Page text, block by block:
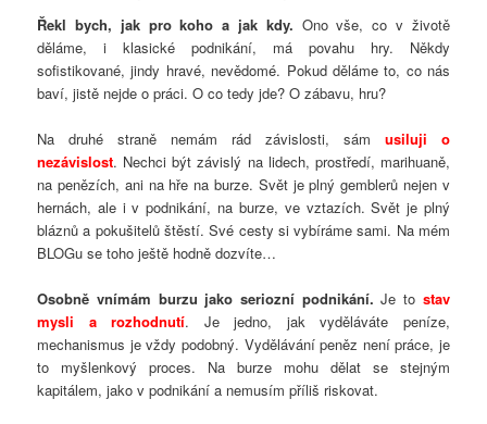
Řekl bych, jak pro koho a jak kdy. Ono vše, co v životě
děláme, i klasické podnikání, má povahu hry. Někdy
sofistikované, jindy hravé, nevědomé. Pokud děláme to, co nás
baví, jistě nejde o práci. O co tedy jde? O zábavu, hru?
Na druhé straně nemám rád závislosti, sám usiluji o
nezávislost. Nechci být závislý na lidech, prostředí, marihuaně,
na penězích, ani na hře na burze. Svět je plný gemblerů nejen v
hernách, ale i v podnikání, na burze, ve vztazích. Svět je plný
bláznů a pokušitelů štěstí. Své cesty si vybíráme sami. Na mém
BLOGu se toho ještě hodně dozvíte…
Osobně vnímám burzu jako seriozní podnikání. Je to stav
mysli a rozhodnutí. Je jedno, jak vyděláváte peníze,
mechanismus je vždy podobný. Vydělávání peněz není práce, je
to myšlenkový proces. Na burze mohu dělat se stejným
kapitálem, jako v podnikání a nemusím příliš riskovat.